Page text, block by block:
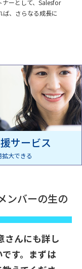
ーとして、Salesfor
、さらなる成長に
サービス
大できる
ンバーの生の
さんにも詳し
す。まずは